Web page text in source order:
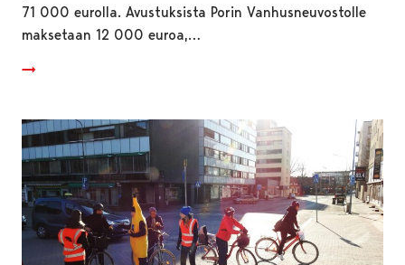
71 000 eurolla. Avustuksista Porin Vanhusneuvostolle
maksetaan 12 000 euroa,…